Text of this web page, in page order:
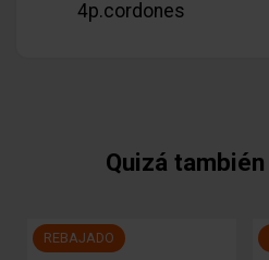
4p.cordones
Quizá
REBAJADO